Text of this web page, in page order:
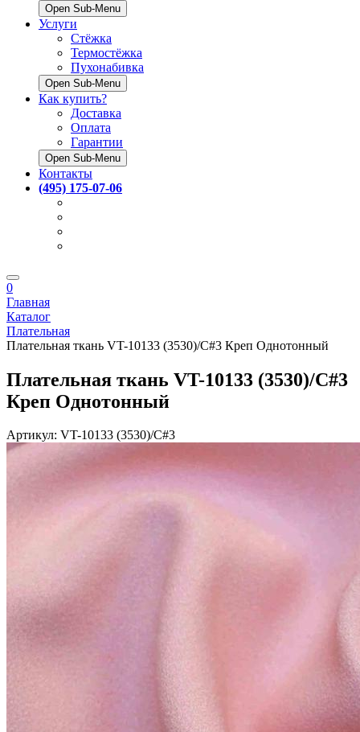
Open Sub-Menu
Услуги
Стёжка
Термостёжка
Пухонабивка
Open Sub-Menu
Как купить?
Доставка
Оплата
Гарантии
Open Sub-Menu
Контакты
(495) 175-07-06
0
Главная
Каталог
Плательная
Плательная ткань VT-10133 (3530)/C#3 Креп Однотонный
Плательная ткань VT-10133 (3530)/C#3
Креп Однотонный
Артикул: VT-10133 (3530)/C#3